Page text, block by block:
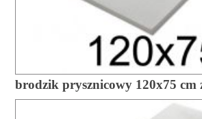
brodzik prysznicowy 120x75 cm